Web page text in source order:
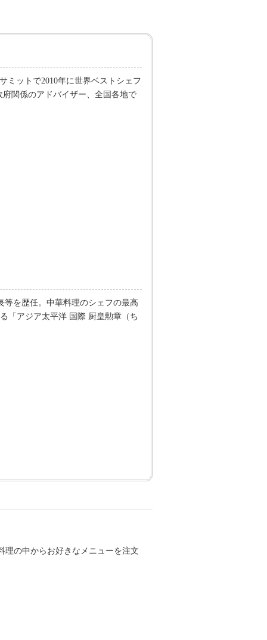
ミットで2010年に世界ベストシェフ
関係のアドバイザー、全国各地で
等を歴任。中華料理のシェフの最高
「アジア太平洋 国際 厨皇勲章（ち
理の中からお好きなメニューを注文